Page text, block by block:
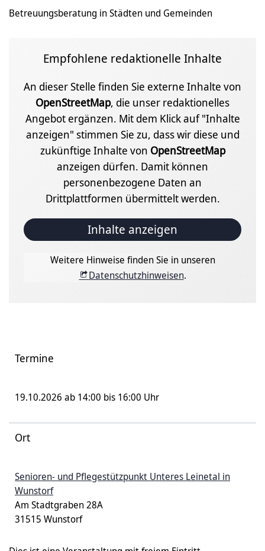
Betreuungsberatung in Städten und Gemeinden
Empfohlene redaktionelle Inhalte
An dieser Stelle finden Sie externe Inhalte von
OpenStreetMap, die unser redaktionelles
Angebot ergänzen. Mit dem Klick auf "Inhalte
anzeigen" stimmen Sie zu, dass wir diese und
zukünftige Inhalte von OpenStreetMap
anzeigen dürfen. Damit können
personenbezogene Daten an
Drittplattformen übermittelt werden.
Inhalte anzeigen
Weitere Hinweise finden Sie in unseren
Datenschutzhinweisen.
Termine
19.10.2026 ab 14:00 bis 16:00 Uhr
Ort
Senioren- und Pflegestützpunkt Unteres Leinetal in
Wunstorf
Am Stadtgraben 28A
31515 Wunstorf